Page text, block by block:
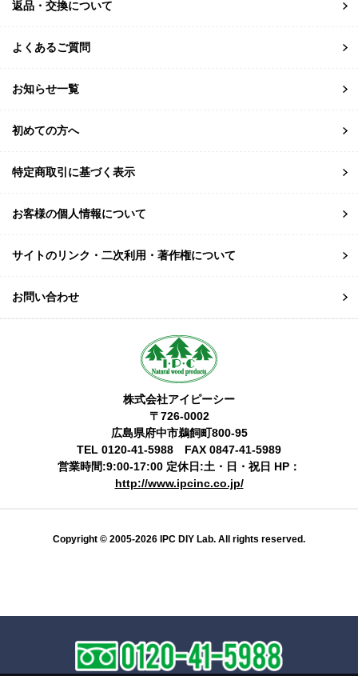
返品・交換について
よくあるご質問
お知らせ一覧
初めての方へ
特定商取引に基づく表示
お客様の個人情報について
サイトのリンク・二次利用・著作権について
お問い合わせ
株式会社アイピーシー
〒726-0002
広島県府中市鵜飼町800-95
TEL 0120-41-5988 FAX 0847-41-5989
営業時間:9:00-17:00 定休日:土・日・祝日 HP：
http://www.ipcinc.co.jp/
Copyright © 2005-2026 IPC DIY Lab. All rights reserved.